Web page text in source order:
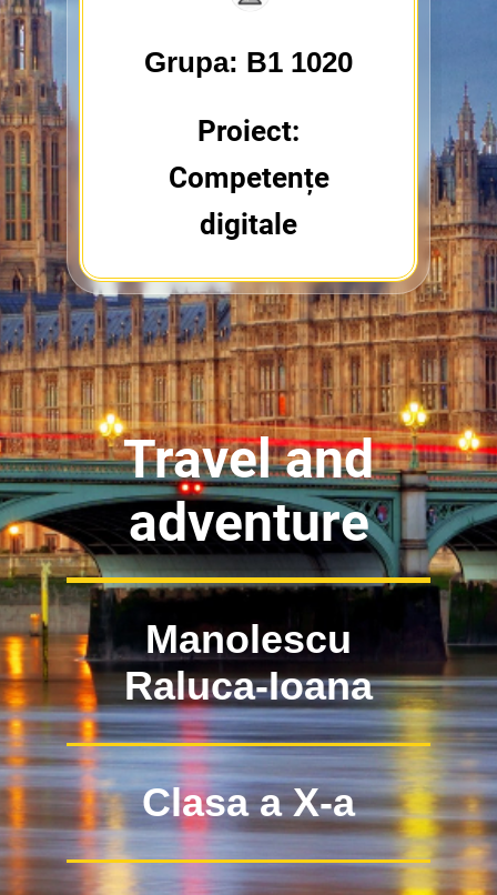
Grupa: B1 1020
Proiect:
Competențe
digitale
Travel and
adventure
Manolescu
Raluca-Ioana
Clasa a X-a